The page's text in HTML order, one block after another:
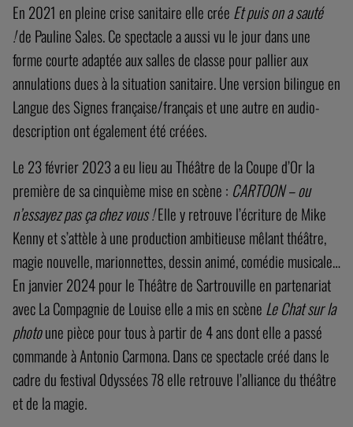
En 2021 en pleine crise sanitaire elle crée Et puis on a sauté
!de Pauline Sales. Ce spectacle a aussi vu le jour dans une
forme courte adaptée aux salles de classe pour pallier aux
annulations dues à la situation sanitaire. Une version bilingue en
Langue des Signes française/français et une autre en audio-
description ont également été créées.
Le 23 février 2023 a eu lieu au Théâtre de la Coupe d’Or la
première de sa cinquième mise en scène : CARTOON – ou
n’essayez pas ça chez vous !Elle y retrouve l’écriture de Mike
Kenny et s’attèle à une production ambitieuse mêlant théâtre,
magie nouvelle, marionnettes, dessin animé, comédie musicale…
En janvier 2024 pour le Théâtre de Sartrouville en partenariat
avec La Compagnie de Louise elle a mis en scène Le Chat sur la
photoune pièce pour tous à partir de 4 ans dont elle a passé
commande à Antonio Carmona. Dans ce spectacle créé dans le
cadre du festival Odyssées 78 elle retrouve l’alliance du théâtre
et de la magie.